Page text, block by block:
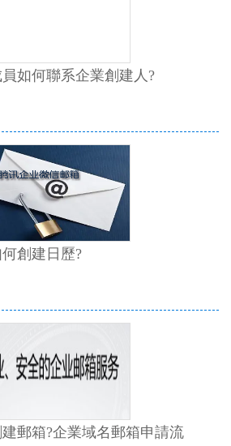
如何聯系企業創建人?
創建日歷?
郵箱?企業域名郵箱申請流